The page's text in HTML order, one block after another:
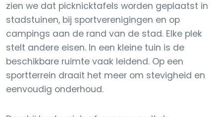
zien we dat picknicktafels worden geplaatst in
stadstuinen, bij sportverenigingen en op
campings aan de rand van de stad. Elke plek
stelt andere eisen. In een kleine tuin is de
beschikbare ruimte vaak leidend. Op een
sportterrein draait het meer om stevigheid en
eenvoudig onderhoud.